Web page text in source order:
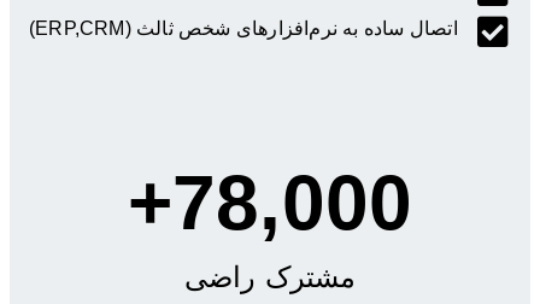
اتصال ساده به نرم‌افزار‌های شخص ثالث (ERP,CRM)
مشترک راضی
78,000
+